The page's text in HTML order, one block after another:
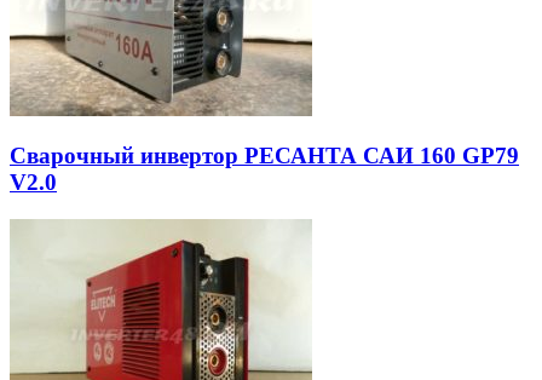
Сварочный инвертор РЕСАНТА САИ 160 GP79
V2.0